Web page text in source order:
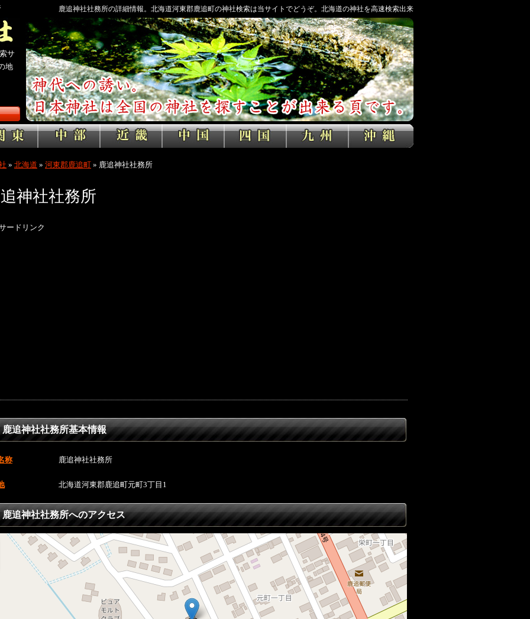
鹿追神社社務所の詳細情報。北海道河東郡鹿追町の神社検索は当サイトでどうぞ。北海道の神社を高速検索出来
ます。
サ
地
» 北海道 » 河東郡鹿追町 » 鹿追神社社務所
神社社務所
ードリンク
鹿追神社社務所基本情報
称 鹿追神社社務所
北海道河東郡鹿追町元町3丁目1
鹿追神社社務所へのアクセス